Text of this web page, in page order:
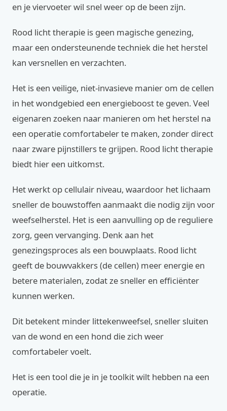
en je viervoeter wil snel weer op de been zijn.
Rood licht therapie is geen magische genezing,
maar een ondersteunende techniek die het herstel
kan versnellen en verzachten.
Het is een veilige, niet-invasieve manier om de cellen
in het wondgebied een energieboost te geven. Veel
eigenaren zoeken naar manieren om het herstel na
een operatie comfortabeler te maken, zonder direct
naar zware pijnstillers te grijpen. Rood licht therapie
biedt hier een uitkomst.
Het werkt op cellulair niveau, waardoor het lichaam
sneller de bouwstoffen aanmaakt die nodig zijn voor
weefselherstel. Het is een aanvulling op de reguliere
zorg, geen vervanging. Denk aan het
genezingsproces als een bouwplaats. Rood licht
geeft de bouwvakkers (de cellen) meer energie en
betere materialen, zodat ze sneller en efficiënter
kunnen werken.
Dit betekent minder littekenweefsel, sneller sluiten
van de wond en een hond die zich weer
comfortabeler voelt.
Het is een tool die je in je toolkit wilt hebben na een
operatie.